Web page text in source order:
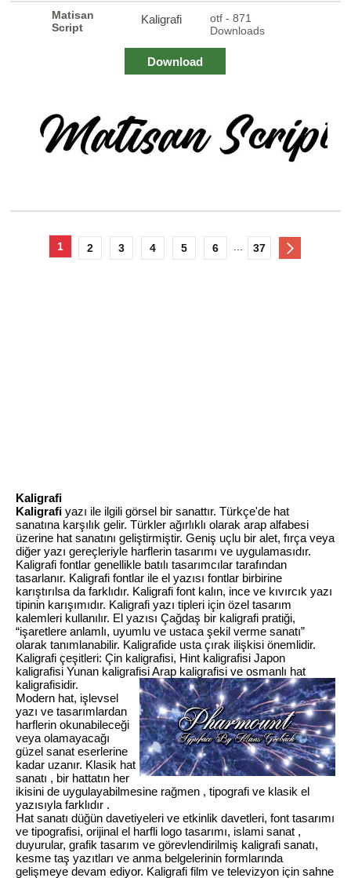
Matisan
Script
Kaligrafi
otf - 871
Downloads
Download
1 2 3 4 5 6 37
Kaligrafi
Kaligrafi yazı ile ilgili görsel bir sanattır. Türkçe'de hat
sanatına karşılık gelir. Türkler ağırlıklı olarak arap alfabesi
üzerine hat sanatını geliştirmiştir. Geniş uçlu bir alet, fırça veya
diğer yazı gereçleriyle harflerin tasarımı ve uygulamasıdır.
Kaligrafi fontlar genellikle batılı tasarımcılar tarafından
tasarlanır. Kaligrafi fontlar ile el yazısı fontlar birbirine
karıştırılsa da farklıdır. Kaligrafi font kalın, ince ve kıvırcık yazı
tipinin karışımıdır. Kaligrafi yazı tipleri için özel tasarım
kalemleri kullanılır. El yazısı Çağdaş bir kaligrafi pratiği,
“işaretlere anlamlı, uyumlu ve ustaca şekil verme sanatı”
olarak tanımlanabilir. Kaligrafide usta çırak ilişkisi önemlidir.
Kaligrafi çeşitleri: Çin kaligrafisi, Hint kaligrafisi Japon
kaligrafisi Yunan kaligrafisi Arap kaligrafisi ve osmanlı hat
kaligrafisidir.
Modern hat, işlevsel
yazı ve tasarımlardan
harflerin okunabileceği
veya olamayacağı
güzel sanat eserlerine
kadar uzanır. Klasik hat
sanatı , bir hattatın her
ikisini de uygulayabilmesine rağmen , tipografi ve klasik el
yazısıyla farklıdır .
Hat sanatı düğün davetiyeleri ve etkinlik davetleri, font tasarımı
ve tipografisi, orijinal el harfli logo tasarımı, islami sanat ,
duyurular, grafik tasarım ve görevlendirilmiş kaligrafi sanatı,
kesme taş yazıtları ve anma belgelerinin formlarında
gelişmeye devam ediyor. Kaligrafi film ve televizyon için sahne